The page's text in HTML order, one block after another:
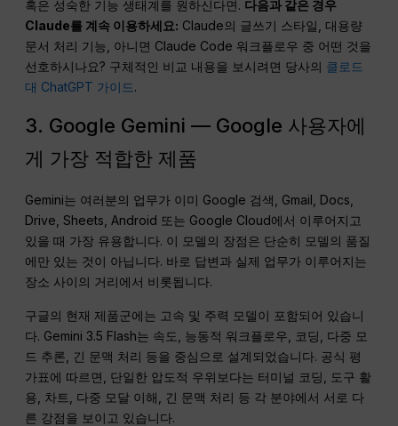
혹은 성숙한 기능 생태계를 원하신다면. 다음과 같은 경우
Claude를 계속 이용하세요: Claude의 글쓰기 스타일, 대용량
문서 처리 기능, 아니면 Claude Code 워크플로우 중 어떤 것을
선호하시나요? 구체적인 비교 내용을 보시려면 당사의 클로드
대 ChatGPT 가이드.
3. Google Gemini — Google 사용자에
게 가장 적합한 제품
Gemini는 여러분의 업무가 이미 Google 검색, Gmail, Docs,
Drive, Sheets, Android 또는 Google Cloud에서 이루어지고
있을 때 가장 유용합니다. 이 모델의 장점은 단순히 모델의 품질
에만 있는 것이 아닙니다. 바로 답변과 실제 업무가 이루어지는
장소 사이의 거리에서 비롯됩니다.
구글의 현재 제품군에는 고속 및 주력 모델이 포함되어 있습니
다. Gemini 3.5 Flash는 속도, 능동적 워크플로우, 코딩, 다중 모
드 추론, 긴 문맥 처리 등을 중심으로 설계되었습니다. 공식 평
가표에 따르면, 단일한 압도적 우위보다는 터미널 코딩, 도구 활
용, 차트, 다중 모달 이해, 긴 문맥 처리 등 각 분야에서 서로 다
른 강점을 보이고 있습니다.